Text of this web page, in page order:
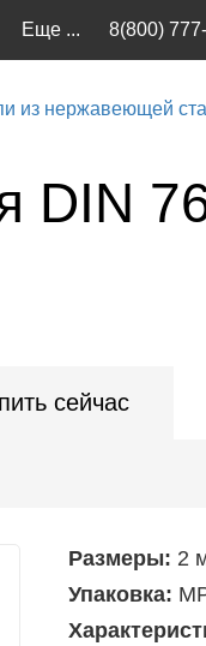
Еще ... 8(800)
из нержавеющей
DIN
сейчас
Размеры: 2
Упаковка: